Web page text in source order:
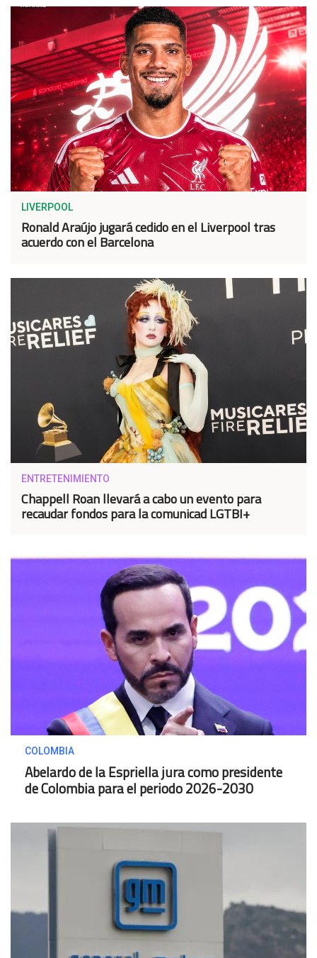
LIVERPOOL
Ronald Araújo jugará cedido en el Liverpool tras
acuerdo con el Barcelona
ENTRETENIMIENTO
Chappell Roan llevará a cabo un evento para
recaudar fondos para la comunicad LGTBI+
COLOMBIA
Abelardo de la Espriella jura como presidente
de Colombia para el periodo 2026-2030